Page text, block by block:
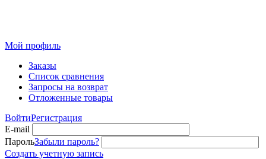
Мой профиль
Заказы
Список сравнения
Запросы на возврат
Отложенные товары
ВойтиРегистрация
E-mail
ПарольЗабыли пароль?
Создать учетную запись